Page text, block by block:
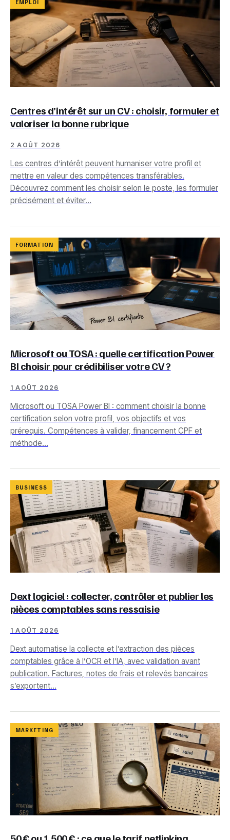
EMPLOI
Centres d’intérêt sur un CV : choisir, formuler et
valoriser la bonne rubrique
2 AOÛT 2026
Les centres d’intérêt peuvent humaniser votre profil et
mettre en valeur des compétences transférables.
Découvrez comment les choisir selon le poste, les formuler
précisément et éviter…
FORMATION
Microsoft ou TOSA : quelle certification Power
BI choisir pour crédibiliser votre CV ?
1 AOÛT 2026
Microsoft ou TOSA Power BI : comment choisir la bonne
certification selon votre profil, vos objectifs et vos
prérequis. Compétences à valider, financement CPF et
méthode…
BUSINESS
Dext logiciel : collecter, contrôler et publier les
pièces comptables sans ressaisie
1 AOÛT 2026
Dext automatise la collecte et l’extraction des pièces
comptables grâce à l’OCR et l’IA, avec validation avant
publication. Factures, notes de frais et relevés bancaires
s’exportent…
MARKETING